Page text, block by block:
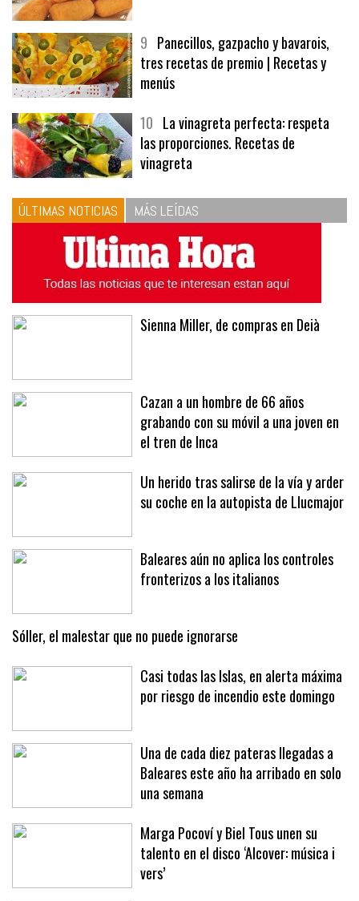
9 Panecillos, gazpacho y bavarois,
tres recetas de premio | Recetas y
menús
10 La vinagreta perfecta: respeta
las proporciones. Recetas de
vinagreta
ÚLTIMAS NOTICIAS MÁS LEÍDAS
Sienna Miller, de compras en Deià
Cazan a un hombre de 66 años
grabando con su móvil a una joven en
el tren de Inca
Un herido tras salirse de la vía y arder
su coche en la autopista de Llucmajor
Baleares aún no aplica los controles
fronterizos a los italianos
Sóller, el malestar que no puede ignorarse
Casi todas las Islas, en alerta máxima
por riesgo de incendio este domingo
Una de cada diez pateras llegadas a
Baleares este año ha arribado en solo
una semana
Marga Pocoví y Biel Tous unen su
talento en el disco ‘Alcover: música i
vers’